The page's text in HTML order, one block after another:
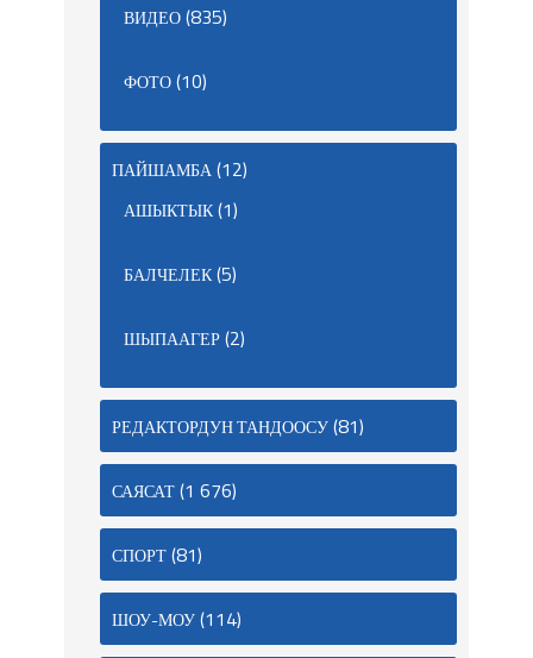
ВИДЕО(835)
ФОТО(10)
ПАЙШАМБА(12)
АШЫКТЫК(1)
БАЛЧЕЛЕК(5)
ШЫПААГЕР(2)
РЕДАКТОРДУН ТАНДООСУ(81)
САЯСАТ(1 676)
СПОРТ(81)
ШОУ-МОУ(114)